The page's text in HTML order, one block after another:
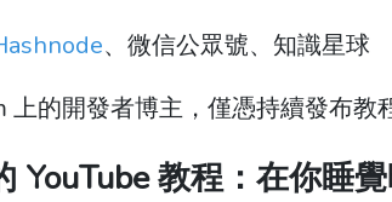
、微信公眾號、知識星球
上的開發者博主，僅憑持續發布教
YouTube 教程：在你睡